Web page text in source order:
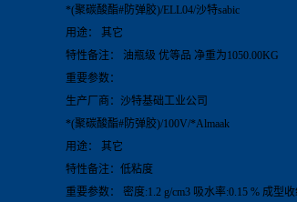
*(聚碳酸酯#防弹胶)/ELL04/沙特sabic
用途： 其它
特性备注： 油瓶级 优等品 净重为1050.00KG
重要参数：
生产厂商：沙特基础工业公司
*(聚碳酸酯#防弹胶)/100V/*Almaak
用途： 其它
特性备注：低粘度
重要参数： 密度:1.2 g/cm3 吸水率:0.15 % 成型